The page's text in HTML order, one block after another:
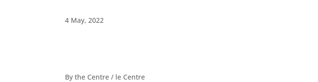
4 May, 2022
By the Centre / le Centre